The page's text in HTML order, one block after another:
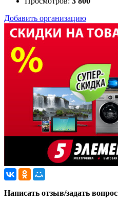
Добавить организацию
Написать отзыв/задать вопрос